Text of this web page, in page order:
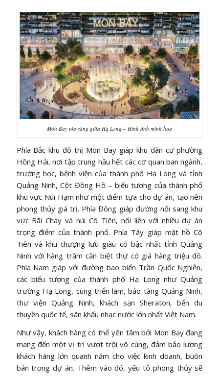
Mon Bay tỏa sáng giữa Hạ Long – Hình ảnh minh họa
Phía Bắc khu đô thị Mon Bay giáp khu dân cư phường
Hồng Hải, nơi tập trung hầu hết các cơ quan ban ngành,
trường học, bệnh viện của thành phố Hạ Long và tỉnh
Quảng Ninh, Cột Đồng Hồ – biểu tượng của thành phố
khu vực Núi Hạm như một điểm tựa cho dự án, tạo nên
phong thủy giá trị. Phía Đông giáp đường nối sang khu
vực Bãi Cháy và núi Cô Tiên, nối liền với nhiều dự án
trọng điểm của thành phố. Phía Tây giáp mặt hồ Cô
Tiên và khu thượng lưu giàu có bậc nhất tỉnh Quảng
Ninh với hàng trăm căn biệt thự có giá hàng triệu đô.
Phía Nam giáp với đường bao biển Trần Quốc Nghiễn,
các biểu tượng của thành phố Hạ Long như Quảng
trường Hạ Long, cung triển lãm, bảo tàng Quảng Ninh,
thư viện Quảng Ninh, khách sạn Sheraton, bến du
thuyền quốc tế, sân khấu nhạc nước lớn nhất Việt Nam.
Như vậy, khách hàng có thể yên tâm bởi Mon Bay đang
mang đến một vị trí vượt trội vô cùng, đảm bảo lượng
khách hàng lớn quanh năm cho việc kinh doanh, buôn
bán trong dự án. Thêm vào đó, yếu tố phong thủy sẽ